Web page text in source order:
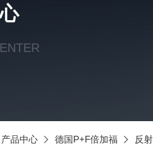
产品中心 德国P+F倍加福 反